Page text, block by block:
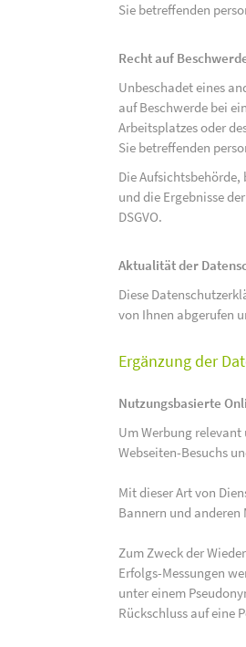
Sie betreffenden
Recht auf
Unbeschadet eines
auf Beschwerde bei
Arbeitsplatzes oder
Sie betreffenden
Die
und die Ergebnisse
DSGVO.
Aktualität der
Diese
von Ihnen abgerufen
Ergänzung der
Nutzungsbasierte
Um Werbung
Webseiten-Besuchs
Mit dieser Art von
Bannern und anderen
Zum Zweck der
Erfolgs-Messungen
unter einem
Rückschluss auf eine